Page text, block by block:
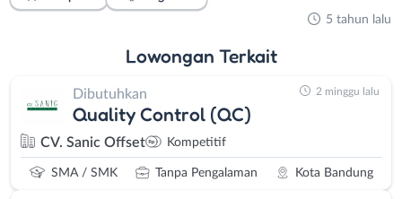
5 tahun lalu
Lowongan Terkait
Dibutuhkan
Quality Control (QC)
CV. Sanic Offset Kompetitif
SMA / SMK Tanpa Pengalaman Kota Bandung
2 minggu lalu